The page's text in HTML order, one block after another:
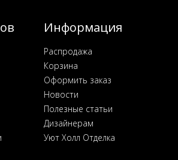
Информация
Распродажа
Корзина
Оформить заказ
Новости
Полезные статьи
Дизайнерам
Уют Холл Отделка